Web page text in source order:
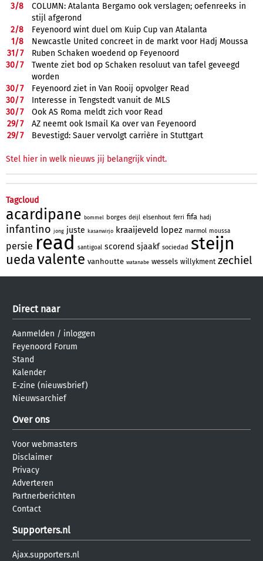
3/8
COLUMN: Atalanta Bergamo ook verslagen; oefenreeks in
stijl afgerond
2/8
Feyenoord wint duel om Kuip Cup van Atalanta
1/8
Newcastle United concreet in de markt voor Hadj Moussa
31/7
Ruben Schaken woedend op Feyenoord
30/7
Twente ziet bod op Schaken resoluut van tafel geveegd
worden
30/7
Feyenoord ziet in Van Rooij opvolger Read
30/7
Interesse in Tengstedt vanuit de MLS
30/7
Ook AS Roma meldt zich voor Read
29/7
AZ neemt ook Ismail Ka over van Feyenoord
29/7 Bevestigd: Sauer vervolgt carrière in Stuttgart
Stel hier in welk nieuws jij belangrijk vindt.
Tagcloud
acardipane bommel borges deijl elsenhout ferri fifa hadj
infantino jong juste kasanwirjo kraaijeveld lopez marmol moussa
persie read santigoal scorend sjaakf sociedad steijn
uedavalente vanhoutte watanabe wessels willykment zechiel
Direct naar
Aanmelden / inloggen
Feyenoord Forum
Stand
Kalender
E-zine (nieuwsbrief)
Nieuwsarchief
Over ons
Voor webmasters
Disclaimer
Privacy
Adverteren
Partnerberichten
Contact
Supporters.nl
Ajax.supporters.nl